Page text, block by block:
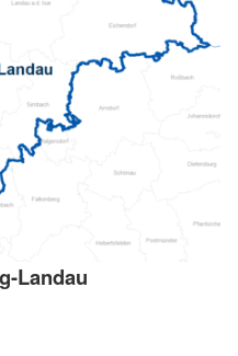
Landau